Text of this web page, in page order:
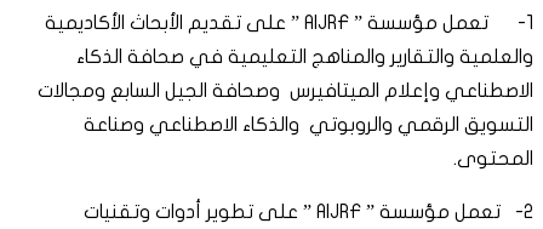
1- تعمل مؤسسة ” AIJRF ” على تقديم الأبحاث الأكاديمية
والعلمية والتقارير والمناهج التعليمية في صحافة الذكاء
الاصطناعي وإعلام الميتافيرس وصحافة الجيل السابع ومجالات
التسويق الرقمي والروبوتي والذكاء الاصطناعي وصناعة
المحتوى.
2- تعمل مؤسسة ” AIJRF ” على تطوير أدوات وتقنيات